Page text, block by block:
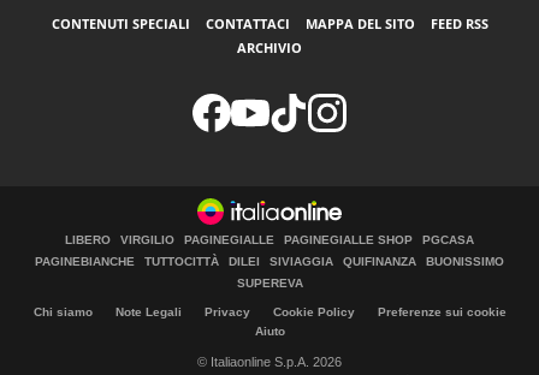
CONTENUTI SPECIALI CONTATTACI MAPPA DEL SITO
FEED RSS
ARCHIVIO
LIBERO VIRGILIO PAGINEGIALLE PAGINEGIALLE SHOP
PGCASA
PAGINEBIANCHE
TUTTOCITTÀ DILEI SIVIAGGIA QUIFINANZA
BUONISSIMO
SUPEREVA
Chi siamo Note Legali Privacy Cookie Policy
Preferenze sui cookie
Aiuto
© Italiaonline S.p.A. 2026